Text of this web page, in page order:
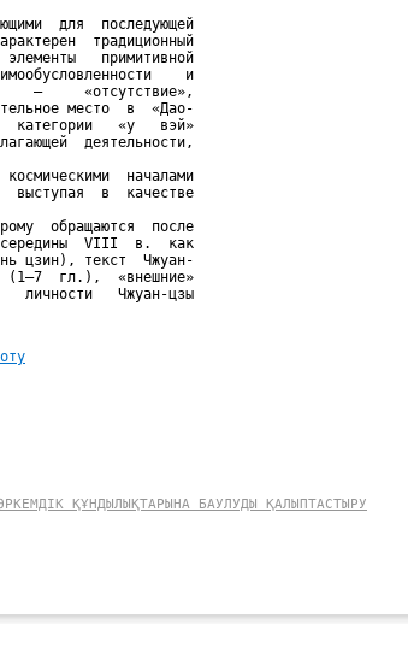
для  последующей
традиционный
примитивной
и
—     «отсутствие»,
место  в  «Дао-
категории   «у   вэй»
деятельности,
космическими  началами
выступая  в  качестве
обращаются  после
середины  VIII  в.  как
цзин), текст  Чжуан-
(1—7  гл.),  «внешние»
личности   Чжуан-цзы
ҚҰНДЫЛЫҚТАРЫНА БАУЛУДЫ ҚАЛЫПТАСТЫРУ